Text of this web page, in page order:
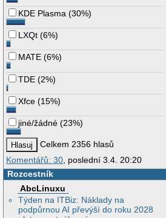
KDE Plasma (30%)
LXQt (6%)
MATE (6%)
TDE (2%)
Xfce (15%)
jiné/žádné (23%)
Celkem 2356 hlasů
Komentářů: 30 , poslední 3.4. 20:20
Rozcestník
AbcLinuxu
Týden na ITBiz: Náklady na
podpůrnou AI převýší do roku 2028